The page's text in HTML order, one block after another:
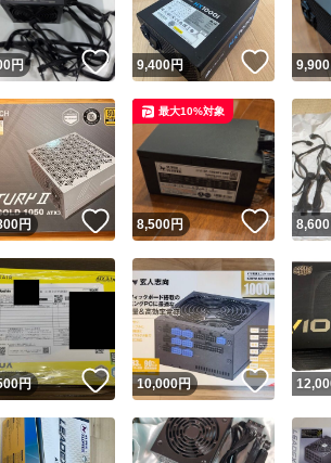
Yahoo!
安心取引
取引実績
取引
円 いいね！
9,400円 いいね
9,900
円 いいね！
8,500円 いいね
最大10%対象
8,600
円 いいね！
10,000円 いいね